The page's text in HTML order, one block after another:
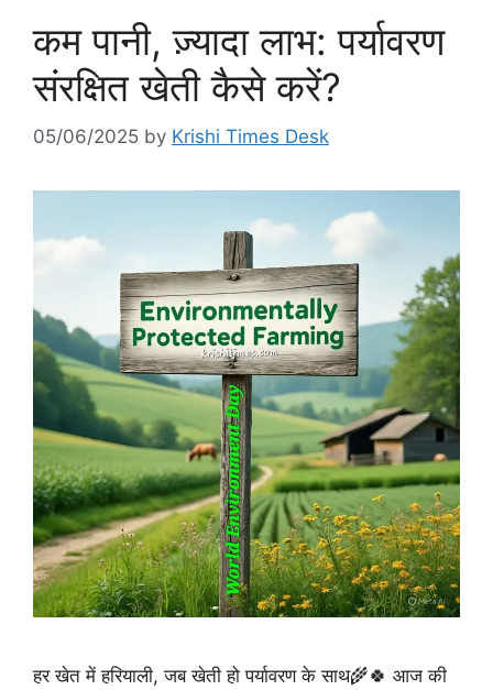
कम पानी, ज़्यादा लाभ: पर्यावरण
संरक्षित खेती कैसे करें?
05/06/2025 by Krishi Times Desk
हर खेत में हरियाली, जब खेती हो पर्यावरण के साथ🌾🍀 आज की